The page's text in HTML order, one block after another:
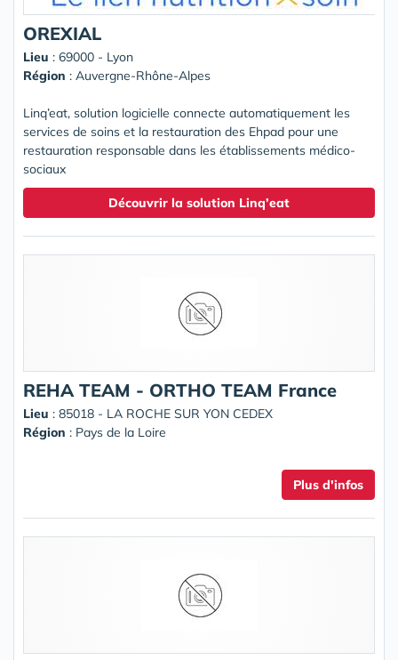
OREXIAL
Lieu : 69000 - Lyon
Région : Auvergne-Rhône-Alpes
Linq’eat, solution logicielle connecte automatiquement les
services de soins et la restauration des Ehpad pour une
restauration responsable dans les établissements médico-
sociaux
Découvrir la solution Linq’eat
REHA TEAM - ORTHO TEAM France
Lieu : 85018 - LA ROCHE SUR YON CEDEX
Région : Pays de la Loire
Plus d'infos